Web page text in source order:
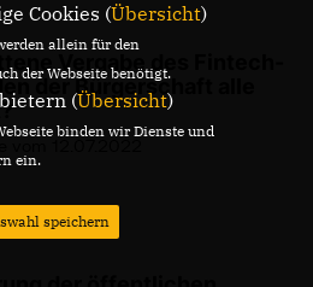
Vergabe des Fintech-
der Bürgerschaft alle
Cookies (Übersicht)
allein für den
der Webseite benötigt.
(Übersicht)
binden wir Dienste und
ein.
speichern